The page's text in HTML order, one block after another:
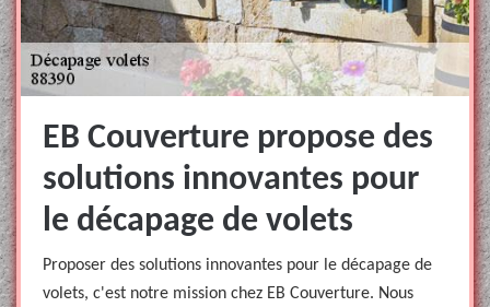
EB Couverture propose des
solutions innovantes pour
le décapage de volets
Proposer des solutions innovantes pour le décapage de
volets, c'est notre mission chez EB Couverture. Nous